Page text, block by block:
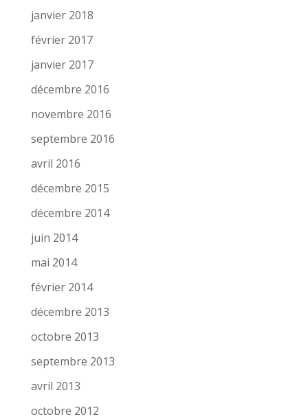
janvier 2018
février 2017
janvier 2017
décembre 2016
novembre 2016
septembre 2016
avril 2016
décembre 2015
décembre 2014
juin 2014
mai 2014
février 2014
décembre 2013
octobre 2013
septembre 2013
avril 2013
octobre 2012